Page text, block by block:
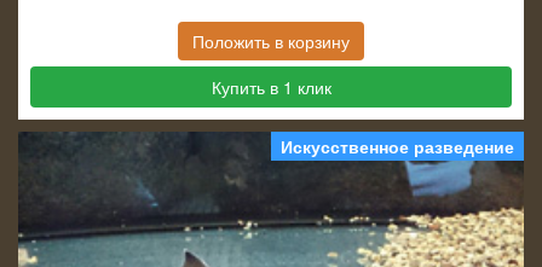
Положить в корзину
Купить в 1 клик
Искусственное разведение